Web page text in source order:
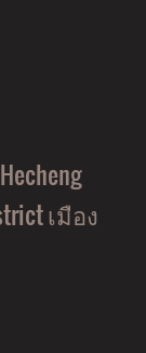
เมือง